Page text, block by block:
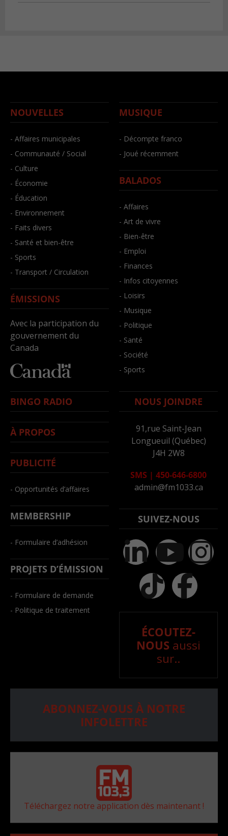
NOUVELLES
- Affaires municipales
- Communauté / Social
- Culture
- Économie
- Éducation
- Environnement
- Faits divers
- Santé et bien-être
- Sports
- Transport / Circulation
ÉMISSIONS
Avec la participation du
gouvernement du
Canada
MUSIQUE
- Décompte franco
- Joué récemment
BALADOS
- Affaires
- Art de vivre
- Bien-être
- Emploi
- Finances
- Infos citoyennes
- Loisirs
- Musique
- Politique
- Santé
- Société
- Sports
BINGO RADIO
À PROPOS
PUBLICITÉ
- Opportunités d’affaires
MEMBERSHIP
- Formulaire d’adhésion
PROJETS D’ÉMISSION
- Formulaire de demande
- Politique de traitement
NOUS JOINDRE
91,rue Saint-Jean
Longueuil (Québec)
J4H 2W8
SMS | 450-646-6800
admin@fm1033.ca
SUIVEZ-NOUS
ÉCOUTEZ-
NOUS aussi
sur..
ABONNEZ-VOUS À NOTRE
INFOLETTRE
Téléchargez notre application dès maintenant !